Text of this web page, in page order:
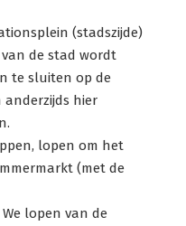
(stadszijde)
de stad wordt
te sluiten op de
anderzijds hier
lopen om het
(met de
We lopen van de